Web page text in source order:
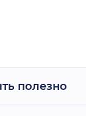
полезно